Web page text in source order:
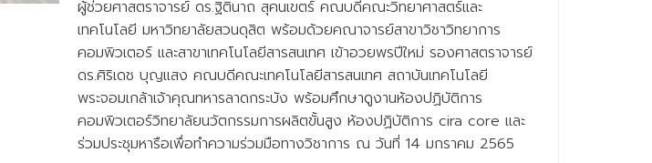
ผู้ช่วยศาสตราจารย์ ดร.ฐิตินาถ สุคนเขตร์ คณบดีคณะวิทยาศาสตร์และ
เทคโนโลยี มหาวิทยาลัยสวนดุสิต พร้อมด้วยคณาจารย์สาขาวิชาวิทยาการ
คอมพิวเตอร์ และสาขาเทคโนโลยีสารสนเทศ เข้าอวยพรปีใหม่ รองศาสตราจารย์
ดร.ศิริเดช บุญแสง คณบดีคณะเทคโนโลยีสารสนเทศ สถาบันเทคโนโลยี
พระจอมเกล้าเจ้าคุณทหารลาดกระบัง พร้อมศึกษาดูงานห้องปฏิบัติการ
คอมพิวเตอร์วิทยาลัยนวัตกรรมการผลิตขั้นสูง ห้องปฏิบัติการ cira core และ
ร่วมประชุมหารือเพื่อทำความร่วมมือทางวิชาการ ณ วันที่ 14 มกราคม 2565